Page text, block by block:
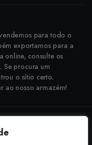
para todo o
exportamos para a
online, consulte os
Se procura um
o sítio certo.
ao nosso armazém!
Envio à Cobrança